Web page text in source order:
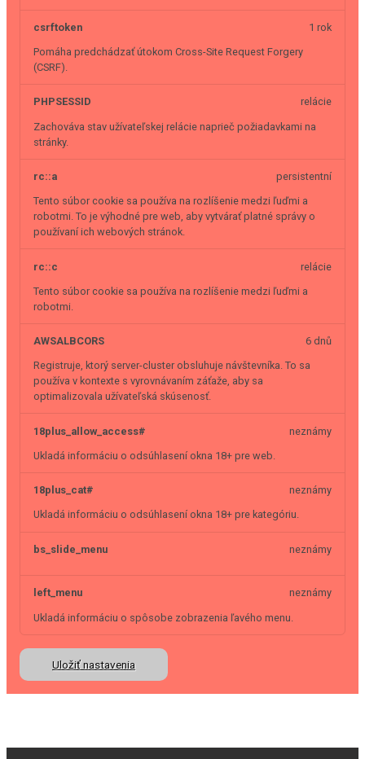
csrftoken
Pomáha predchádzať útokom Cross-Site Request Forgery
(CSRF).
1 rok
PHPSESSID
Zachováva stav užívateľskej relácie naprieč požiadavkami na
stránky.
relácie
rc::a
Tento súbor cookie sa používa na rozlíšenie medzi ľuďmi a
robotmi. To je výhodné pre web, aby vytvárať platné správy o
používaní ich webových stránok.
persistentní
rc::c
Tento súbor cookie sa používa na rozlíšenie medzi ľuďmi a
robotmi.
relácie
AWSALBCORS
Registruje, ktorý server-cluster obsluhuje návštevníka. To sa
používa v kontexte s vyrovnávaním záťaže, aby sa
optimalizovala užívateľská skúsenosť.
6 dnů
18plus_allow_access#
Ukladá informáciu o odsúhlasení okna 18+ pre web.
neznámy
18plus_cat#
Ukladá informáciu o odsúhlasení okna 18+ pre kategóriu.
neznámy
bs_slide_menu neznámy
left_menu
Ukladá informáciu o spôsobe zobrazenia ľavého menu.
neznámy
Uložiť nastavenia